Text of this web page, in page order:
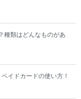
種類はどんなものがあ
イドカードの使い方！